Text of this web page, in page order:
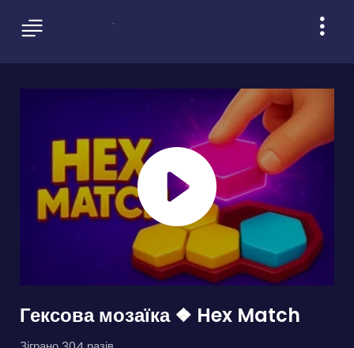
Гексова мозаїка ❖ Hex Match